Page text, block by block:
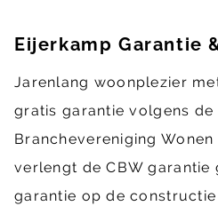
Eijerkamp Garantie
Jarenlang woonplezier
gratis garantie volgens de
Branchevereniging Wonen
verlengt de CBW garantie
garantie op de